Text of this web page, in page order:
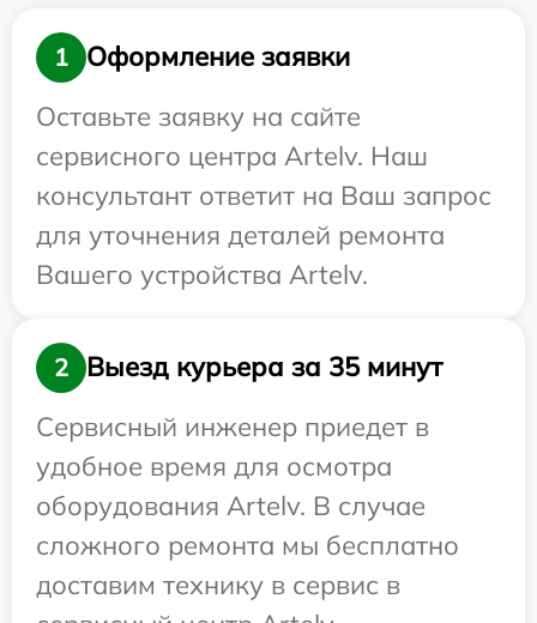
1
Оформление заявки
Оставьте заявку на сайте
сервисного центра Artelv. Наш
консультант ответит на Ваш запрос
для уточнения деталей ремонта
Вашего устройства Artelv.
2
Выезд курьера за 35 минут
Сервисный инженер приедет в
удобное время для осмотра
оборудования Artelv. В случае
сложного ремонта мы бесплатно
доставим технику в сервис в